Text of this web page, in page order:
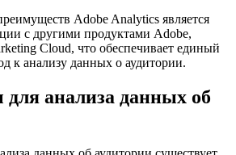
Adobe Analytics является
с другими продуктами Adobe,
Cloud, что обеспечивает единый
к анализу данных о аудитории.
анализа данных об